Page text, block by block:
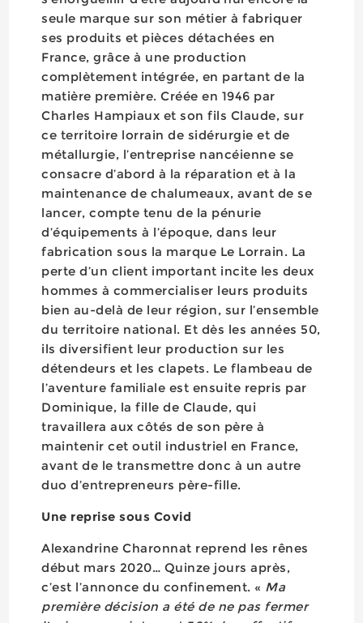
seule marque sur son métier à fabriquer
ses produits et pièces détachées en
France, grâce à une production
complètement intégrée, en partant de la
matière première. Créée en 1946 par
Charles Hampiaux et son fils Claude, sur
ce territoire lorrain de sidérurgie et de
métallurgie, l’entreprise nancéienne se
consacre d’abord à la réparation et à la
maintenance de chalumeaux, avant de se
lancer, compte tenu de la pénurie
d’équipements à l’époque, dans leur
fabrication sous la marque Le Lorrain. La
perte d’un client important incite les deux
hommes à commercialiser leurs produits
bien au-delà de leur région, sur l’ensemble
du territoire national. Et dès les années 50,
ils diversifient leur production sur les
détendeurs et les clapets. Le flambeau de
l’aventure familiale est ensuite repris par
Dominique, la fille de Claude, qui
travaillera aux côtés de son père à
maintenir cet outil industriel en France,
avant de le transmettre donc à un autre
duo d’entrepreneurs père-fille.
Une reprise sous Covid
Alexandrine Charonnat reprend les rênes
début mars 2020… Quinze jours après,
c’est l’annonce du confinement. « Ma
première décision a été de ne pas fermer